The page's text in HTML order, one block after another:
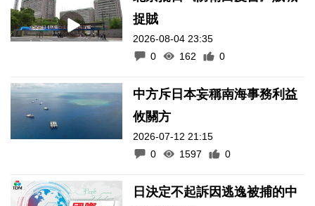
捉賊
2026-08-04 23:35
0
162 0
中方斥日本妄稱南海事務利益
攸關方
2026-07-12 21:15
0
1597 0
日決定不起訴因逃逸被捕的中